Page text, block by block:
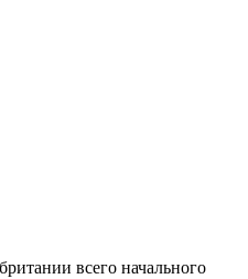
всего начального